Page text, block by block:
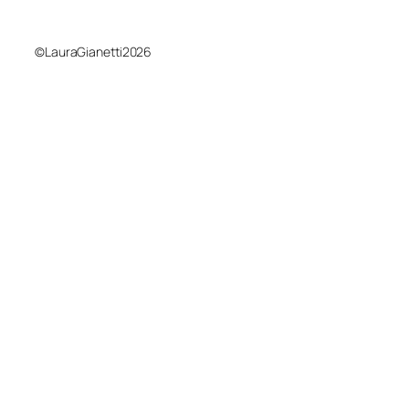
©LauraGianetti2026